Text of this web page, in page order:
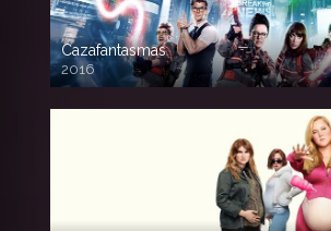
Cazafantasmas
2016
720p HD